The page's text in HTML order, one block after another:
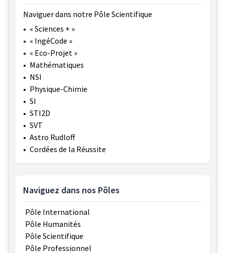
Naviguer dans notre Pôle Scientifique
• « Sciences + »
• « IngéCode »
• « Eco-Projet »
• Mathématiques
• NSI
• Physique-Chimie
• SI
• STI2D
• SVT
• Astro Rudloff
• Cordées de la Réussite
Naviguez dans nos Pôles
Pôle International
Pôle Humanités
Pôle Scientifique
Pôle Professionnel